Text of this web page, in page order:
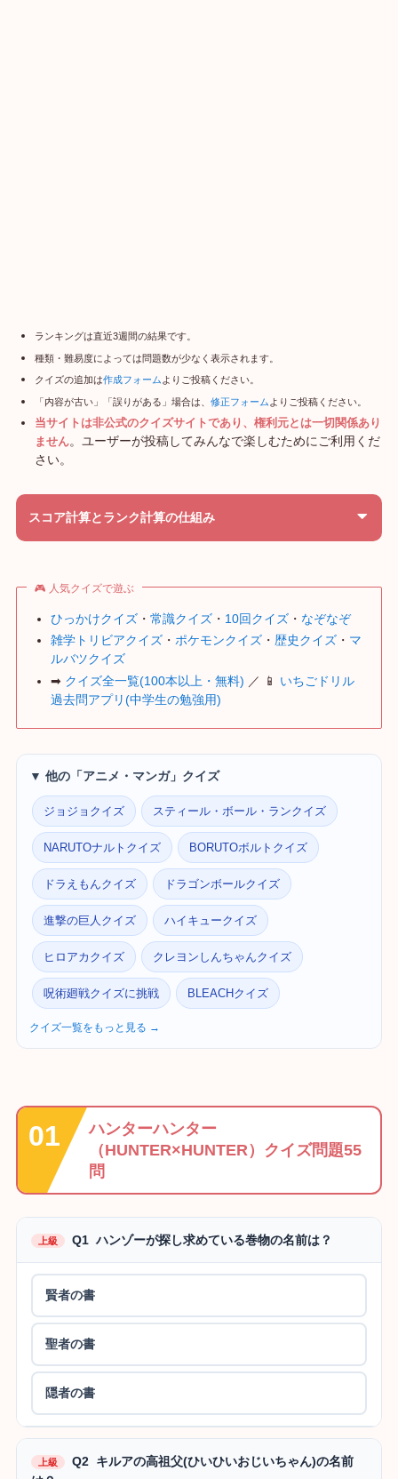
ランキングは直近3週間の結果です。
種類・難易度によっては問題数が少なく表示されます。
クイズの追加は作成フォーム よりご投稿ください。
「内容が古い」「誤りがある」場合は、 修正フォーム よりご投稿ください。
当サイトは非公式のクイズサイトであり、権利元とは一切関係あり
ません。ユーザーが投稿してみんなで楽しむためにご利用くだ
さい。
スコア計算とランク計算の仕組み
🎮 人気クイズで遊ぶ
ひっかけクイズ ・常識クイズ ・ 10回クイズ ・ なぞなぞ
雑学トリビアクイズ ・ポケモンクイズ ・ 歴史クイズ ・ マ
ルバツクイズ
➡ クイズ全一覧(100本以上・無料) ／ 📱 いちごドリル
過去問アプリ(中学生の勉強用)
▼ 他の「アニメ・マンガ」クイズ
ジョジョクイズ スティール・ボール・ランクイズ
NARUTOナルトクイズ BORUTOボルトクイズ
ドラえもんクイズ ドラゴンボールクイズ
進撃の巨人クイズ ハイキュークイズ
ヒロアカクイズ クレヨンしんちゃんクイズ
呪術廻戦クイズに挑戦 BLEACHクイズ
クイズ一覧をもっと見る →
ハンターハンター
（HUNTER×HUNTER）クイズ問題55
問
上級 Q1 ハンゾーが探し求めている巻物の名前は？
賢者の書
聖者の書
隠者の書
上級
Q2 キルアの高祖父(ひいひいおじいちゃん)の名前